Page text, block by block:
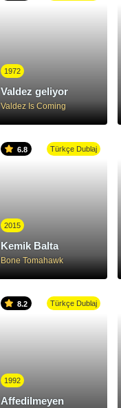
1972
Valdez geliyor
Valdez Is Coming
6.8 Türkçe Dublaj
2015
Kemik Balta
Bone Tomahawk
8.2 Türkçe Dublaj
1992
Affedilmeyen